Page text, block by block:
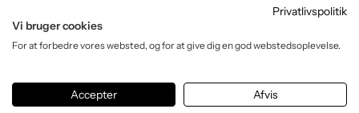
Facebook
Instagram
YouTube
Privatlivspolitik
Vi bruger cookies
For at forbedre vores websted, og for at give dig en god webstedsoplevelse.
Accepter Afvis